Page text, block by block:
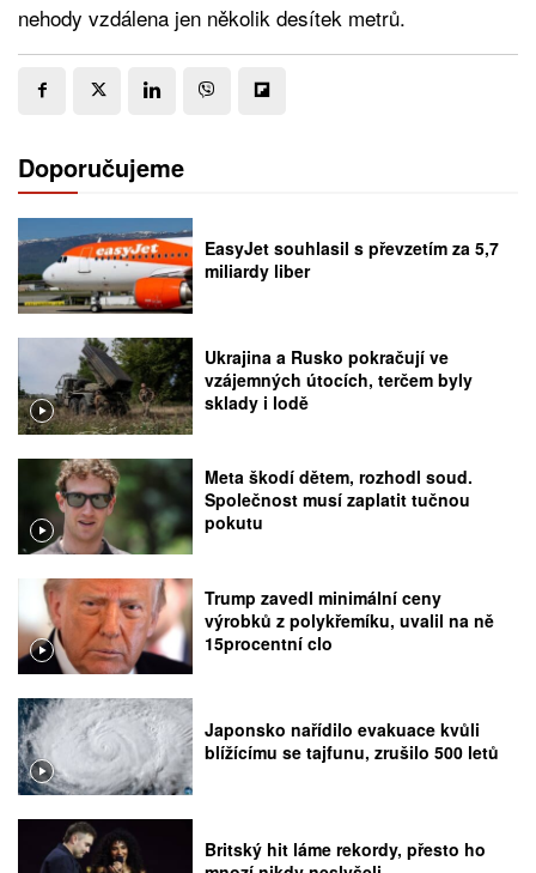
nehody vzdálena jen několik desítek metrů.
Doporučujeme
EasyJet souhlasil s převzetím za 5,7
miliardy liber
Ukrajina a Rusko pokračují ve
vzájemných útocích, terčem byly
sklady i lodě
Meta škodí dětem, rozhodl soud.
Společnost musí zaplatit tučnou
pokutu
Trump zavedl minimální ceny
výrobků z polykřemíku, uvalil na ně
15procentní clo
Japonsko nařídilo evakuace kvůli
blížícímu se tajfunu, zrušilo 500 letů
Britský hit láme rekordy, přesto ho